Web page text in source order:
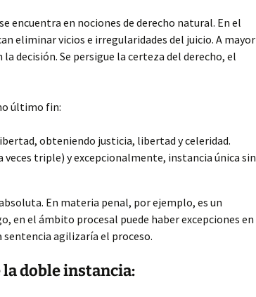
encuentra en nociones de derecho natural. En el
eliminar vicios e irregularidades del juicio. A mayor
decisión. Se persigue la certeza del derecho, el
último fin:
obteniendo justicia, libertad y celeridad.
veces triple) y excepcionalmente, instancia única sin
En materia penal, por ejemplo, es un
en el ámbito procesal puede haber excepciones en
sentencia agilizaría el proceso.
doble instancia: